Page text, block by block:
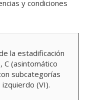
y condiciones
la estadificación
C (asintomático
subcategorías
(VI).